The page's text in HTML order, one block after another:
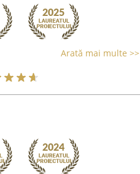
Arată mai multe >>